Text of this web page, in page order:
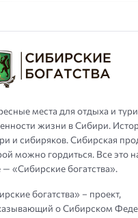
места для отдыха и
жизни в Сибири.
и сибиряков. Сибирская
можно гордиться. Все это
— «Сибирские богатства».
богатства» – проект,
о Сибирском